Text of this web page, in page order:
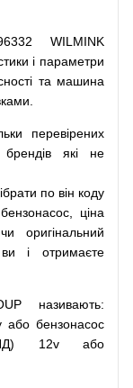
WILMINK
і параметри
та машина
перевірених
брендів які
не
по він коду
бензонасос,
ціна
оригінальний
і отримаєте
називають:
або бензонасос
) 12v
або